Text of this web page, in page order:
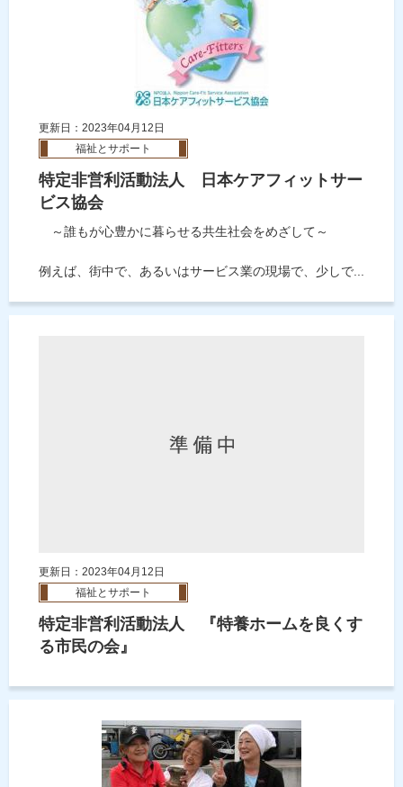
更新日：2023年04月12日
福祉とサポート
特定非営利活動法人 日本ケアフィットサー
ビス協会
～誰もが心豊かに暮らせる共生社会をめざして～
例えば、街中で、あるいはサービス業の現場で、少しで...
更新日：2023年04月12日
福祉とサポート
特定非営利活動法人 『特養ホームを良くす
る市民の会』